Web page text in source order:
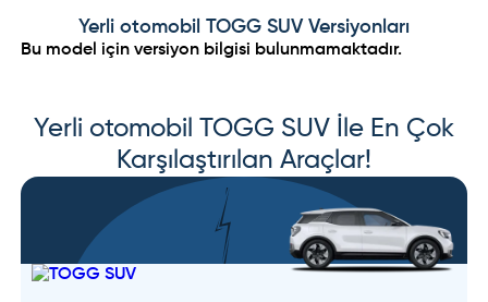
Yerli otomobil TOGG SUV Versiyonları
Bu model için versiyon bilgisi bulunmamaktadır.
Yerli otomobil TOGG SUV İle En Çok
Karşılaştırılan Araçlar!